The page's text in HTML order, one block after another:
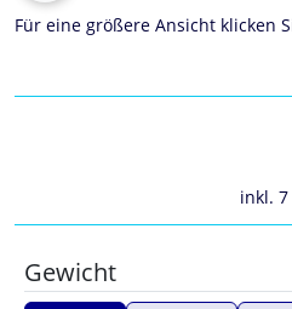
Für eine größere Ansicht klicken
inkl. 7
Gewicht